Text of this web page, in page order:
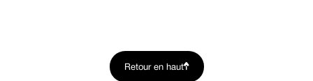
Retour en haut